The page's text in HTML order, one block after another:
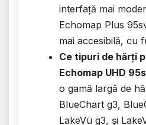
interfață mai
Echomap Plus
mai accesibilă, cu
Ce tipuri de hărți
Echomap UHD
o gamă largă de
BlueChart g3,
LakeVü g3, și